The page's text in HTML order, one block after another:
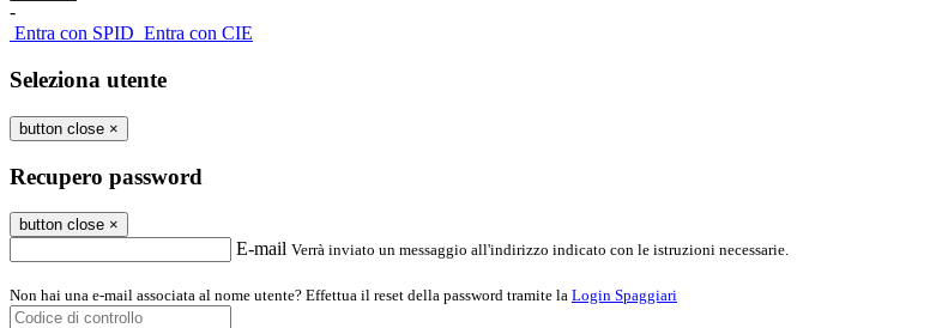
-
Entra con SPID Entra con CIE
Seleziona utente
button close ×
Recupero password
button close ×
E-mail Verrà inviato un messaggio all'indirizzo indicato con le istruzioni necessarie.
Non hai una e-mail associata al nome utente? Effettua il reset della password tramite la Login Spaggiari